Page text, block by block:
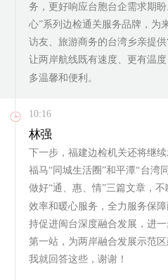
务，更好响应台胞台企需求期
心”系列边检通关服务品牌，为
访友、旅游商务的台湾乡亲提
让两岸航线既有速度、更有温
多温馨和便利。
10:16
林强
下一步，福建边检机关还将继
福马“同城生活圈”和平潭“台湾
做好“通、惠、情”三篇文章，
效率和暖心服务，全力服务保
持促进闽台深度融合发展，进
第一站，为两岸融合发展示范区
我就回答这些，谢谢！